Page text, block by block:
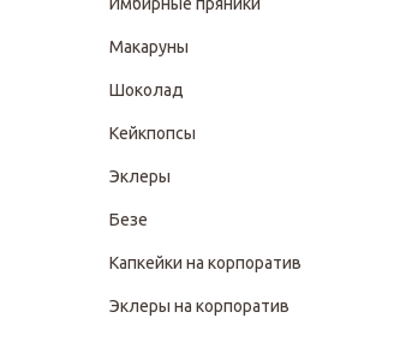
Имбирные пряники
Макаруны
Шоколад
Кейкпопсы
Эклеры
Безе
Капкейки на корпоратив
Эклеры на корпоратив